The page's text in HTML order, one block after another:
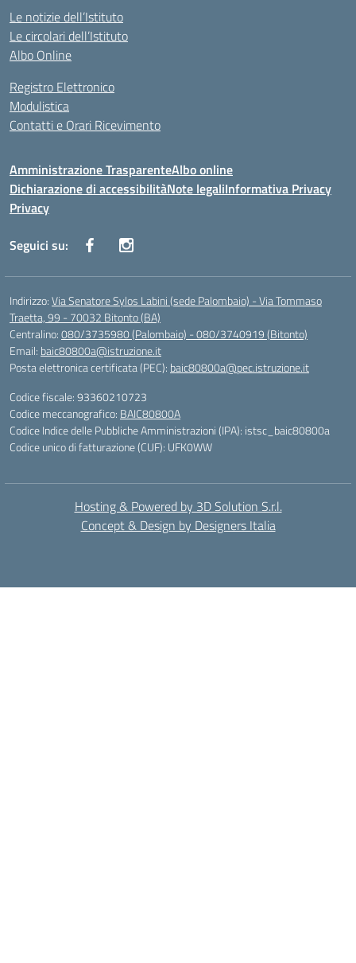
Le notizie dell’Istituto
Le circolari dell’Istituto
Albo Online
Registro Elettronico
Modulistica
Contatti e Orari Ricevimento
Amministrazione TrasparenteAlbo online
Dichiarazione di accessibilitàNote legaliInformativa Privacy
Privacy
Seguici su:
Indirizzo:Via Senatore Sylos Labini (sede Palombaio) - Via Tommaso
Traetta, 99 - 70032 Bitonto (BA)
Centralino:080/3735980 (Palombaio) - 080/3740919 (Bitonto)
Email: baic80800a@istruzione.it
Posta elettronica certificata (PEC): baic80800a@pec.istruzione.it
Codice fiscale: 93360210723
Codice meccanografico: BAIC80800A
Codice Indice delle Pubbliche Amministrazioni (IPA): istsc_baic80800a
Codice unico di fatturazione (CUF): UFK0WW
Hosting & Powered by 3D Solution S.r.l.
Concept & Design by Designers Italia